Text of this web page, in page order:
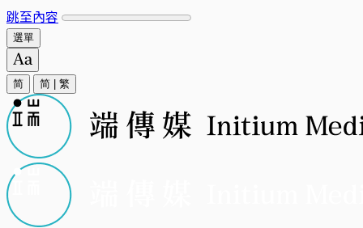
跳至內容
選單
简 简 繁